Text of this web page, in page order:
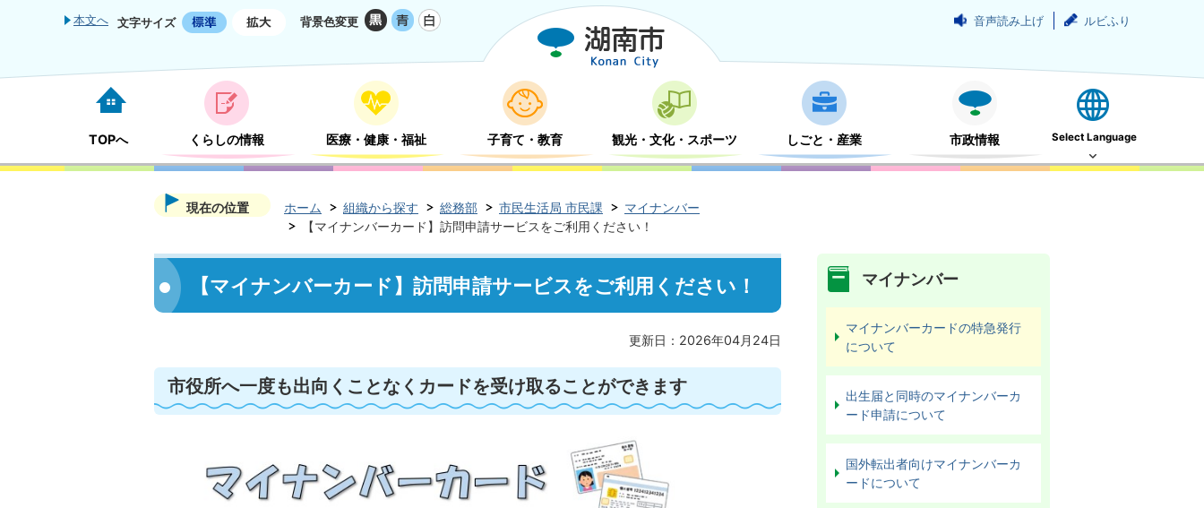
本文へ 文字サイズ 背景色変更 音声読み上げ ルビふり
TOPへ くらしの情報 医療・健康・福祉 子育て・教育 観光・文化・スポーツ しごと・産業 市政情報 Select Language
現在の位置 ホーム 組織から探す 総務部 市民生活局 市民課
マイナンバー
【マイナンバーカード】訪問申請サービスをご利用ください！
【マイナンバーカード】訪問申請サービスをご利用ください！
更新日：2026年04月24日
市役所へ一度も出向くことなくカードを受け取ることができます
マイナンバー
マイナンバーカードの特急発行
について
出生届と同時のマイナンバーカ
ード申請について
国外転出者向けマイナンバーカ
ードについて